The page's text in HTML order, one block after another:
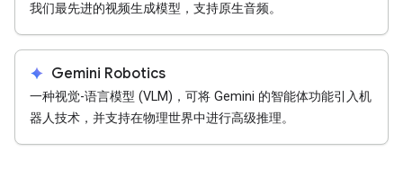
我们最先进的视频生成模型，支持原生音频。
spark Gemini Robotics
一种视觉-语言模型 (VLM)，可将 Gemini 的智能体功能引入机
器人技术，并支持在物理世界中进行高级推理。